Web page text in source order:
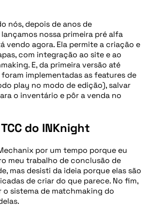
nós, depois de anos de
nossa primeira pré alfa
vendo agora. Ela permite a criação e
com integração ao site e ao
E, da primeira versão até
implementadas as features de
play no modo de edição), salvar
o inventário e pôr a venda no
do INKnight
por um tempo porque eu
meu trabalho de conclusão de
mas desisti da ideia porque elas são
de criar do que parece. No fim,
o sistema de matchmaking do